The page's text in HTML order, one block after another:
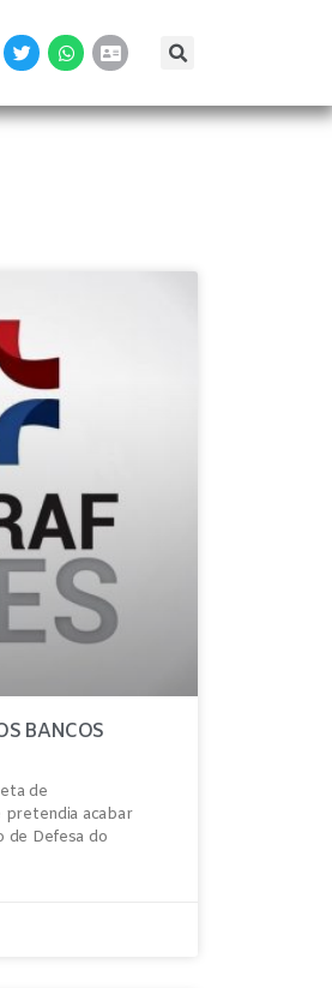
BANCOS
de
pretendia acabar
de Defesa do